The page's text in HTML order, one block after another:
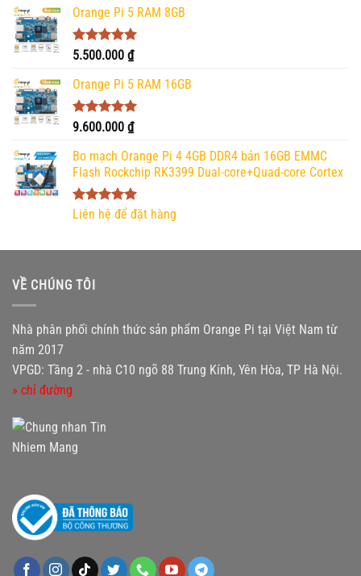
Orange Pi 5 RAM 8GB
Được xếp
5 sao
5.500.000 ₫
Orange Pi 5 RAM 16GB
Được xếp
5 sao
9.600.000 ₫
Bo mạch Orange Pi 4 4GB DDR4 bản 16GB EMMC
Flash Rockchip RK3399 Dual-core+Quad-core Cortex
Được xếp
Liên hệ để đặt hàng
VỀ CHÚNG TÔI
Nhà phân phối chính thức sản phẩm Orange Pi tại Việt Nam từ
năm 2017
VPGD: Tầng 2 - nhà C10 ngõ 88 Trung Kính, Yên Hòa, TP Hà Nội.
» chỉ đường